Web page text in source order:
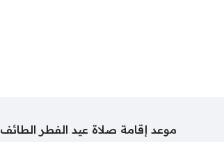
موعد إقامة صلاة عيد الفطر الطائف 2024